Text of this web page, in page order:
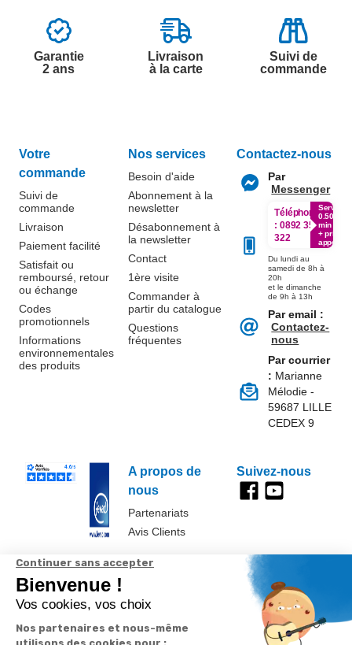
Garantie
2 ans
Livraison
à la carte
Suivi de
commande
Votre
commande
Suivi de
commande
Livraison
Paiement facilité
Satisfait ou
remboursé, retour
ou échange
Codes
promotionnels
Informations
environnementales
des produits
Nos services
Besoin d'aide
Abonnement à la
newsletter
Désabonnement à
la newsletter
Contact
1ère visite
Commander à
partir du catalogue
Questions
fréquentes
A propos de
nous
Partenariats
Avis Clients
Contactez-nous
Par
Messenger
Téléphone
: 0892 350
322
Service
0.50€ /
min
+ prix
appel
Du lundi au
samedi de 8h à
20h
et le dimanche
de 9h à 13h
Par email :
Contactez-
nous
Par courrier
: Marianne
Mélodie -
59687 LILLE
CEDEX 9
Suivez-nous
Données
personnelles et
cookies
Paramétrer
les cookies
Conditions
générales de